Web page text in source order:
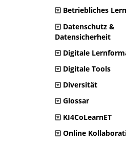
Betriebliches
Datenschutz &
Datensicherheit
Digitale
Digitale Tools
Diversität
Glossar
KI4CoLearnET
Online